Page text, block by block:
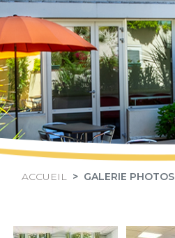
ACCUEIL GALERIE PHOTOS